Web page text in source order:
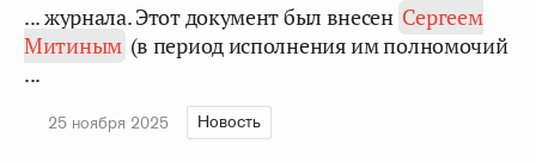
... журнала. Этот документ был внесен Сергеем
Митиным (в период исполнения им полномочий
...
25 ноября 2025 Новость